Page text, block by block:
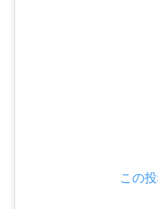
この